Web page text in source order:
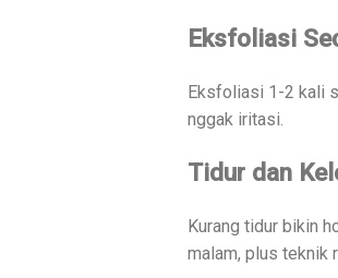
Eksfoliasi
Eksfoliasi 1-2 kali
nggak iritasi.
Tidur dan
Kurang tidur bikin
malam, plus teknik